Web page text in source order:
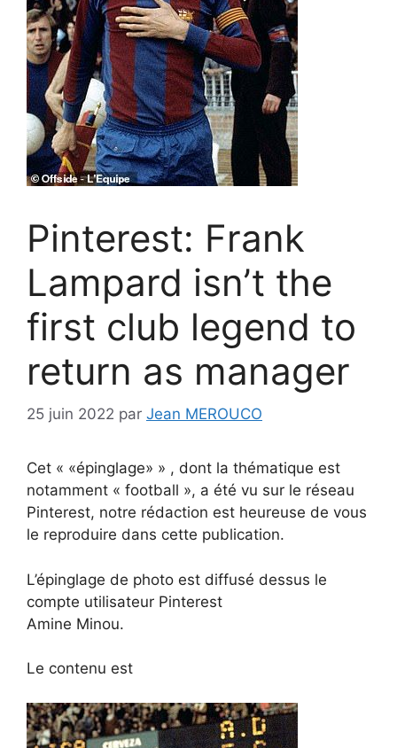
Pinterest: Frank
Lampard isn’t the
first club legend to
return as manager
25 juin 2022 par Jean MEROUCO
Cet « «épinglage» » , dont la thématique est
notamment « football », a été vu sur le réseau
Pinterest, notre rédaction est heureuse de vous
le reproduire dans cette publication.
L’épinglage de photo est diffusé dessus le
compte utilisateur Pinterest
Amine Minou.
Le contenu est